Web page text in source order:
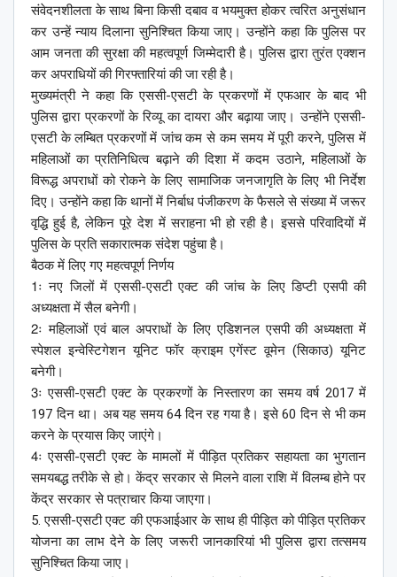
संवेदनशीलता के साथ बिना किसी दबाव व भयमुक्त होकर त्वरित अनुसंधान
कर उन्हें न्याय दिलाना सुनिश्चित किया जाए। उन्होंने कहा कि पुलिस पर
आम जनता की सुरक्षा की महत्वपूर्ण जिम्मेदारी है। पुलिस द्वारा तुरंत एक्शन
कर अपराधियों की गिरफ्तारियां की जा रही है।
मुख्यमंत्री ने कहा कि एससी-एसटी के प्रकरणों में एफआर के बाद भी
पुलिस द्वारा प्रकरणों के रिव्यू का दायरा और बढ़ाया जाए। उन्होंने एससी-
एसटी के लम्बित प्रकरणों में जांच कम से कम समय में पूरी करने, पुलिस में
महिलाओं का प्रतिनिधित्व बढ़ाने की दिशा में कदम उठाने, महिलाओं के
विरूद्ध अपराधों को रोकने के लिए सामाजिक जनजागृति के लिए भी निर्देश
दिए। उन्होंने कहा कि थानों में निर्बाध पंजीकरण के फैसले से संख्या में जरूर
वृद्धि हुई है, लेकिन पूरे देश में सराहना भी हो रही है। इससे परिवादियों में
पुलिस के प्रति सकारात्मक संदेश पहुंचा है।
बैठक में लिए गए महत्वपूर्ण निर्णय
1ः नए जिलों में एससी-एसटी एक्ट की जांच के लिए डिप्टी एसपी की
अध्यक्षता में सैल बनेगी।
2ः महिलाओं एवं बाल अपराधों के लिए एडिशनल एसपी की अध्यक्षता में
स्पेशल इन्वेस्टिगेशन यूनिट फॉर क्राइम एगेंस्ट वूमेन (सिकाउ) यूनिट
बनेगी।
3ः एससी-एसटी एक्ट के प्रकरणों के निस्तारण का समय वर्ष 2017 में
197 दिन था। अब यह समय 64 दिन रह गया है। इसे 60 दिन से भी कम
करने के प्रयास किए जाएंगे।
4ः एससी-एसटी एक्ट के मामलों में पीड़ित प्रतिकर सहायता का भुगतान
समयबद्ध तरीके से हो। केंद्र सरकार से मिलने वाला राशि में विलम्ब होने पर
केंद्र सरकार से पत्राचार किया जाएगा।
5. एससी-एसटी एक्ट की एफआईआर के साथ ही पीड़ित को पीड़ित प्रतिकर
योजना का लाभ देने के लिए जरूरी जानकारियां भी पुलिस द्वारा तत्समय
सुनिश्चित किया जाए।